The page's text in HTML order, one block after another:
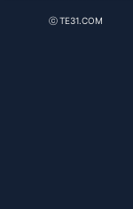
ⓒ TE31.COM